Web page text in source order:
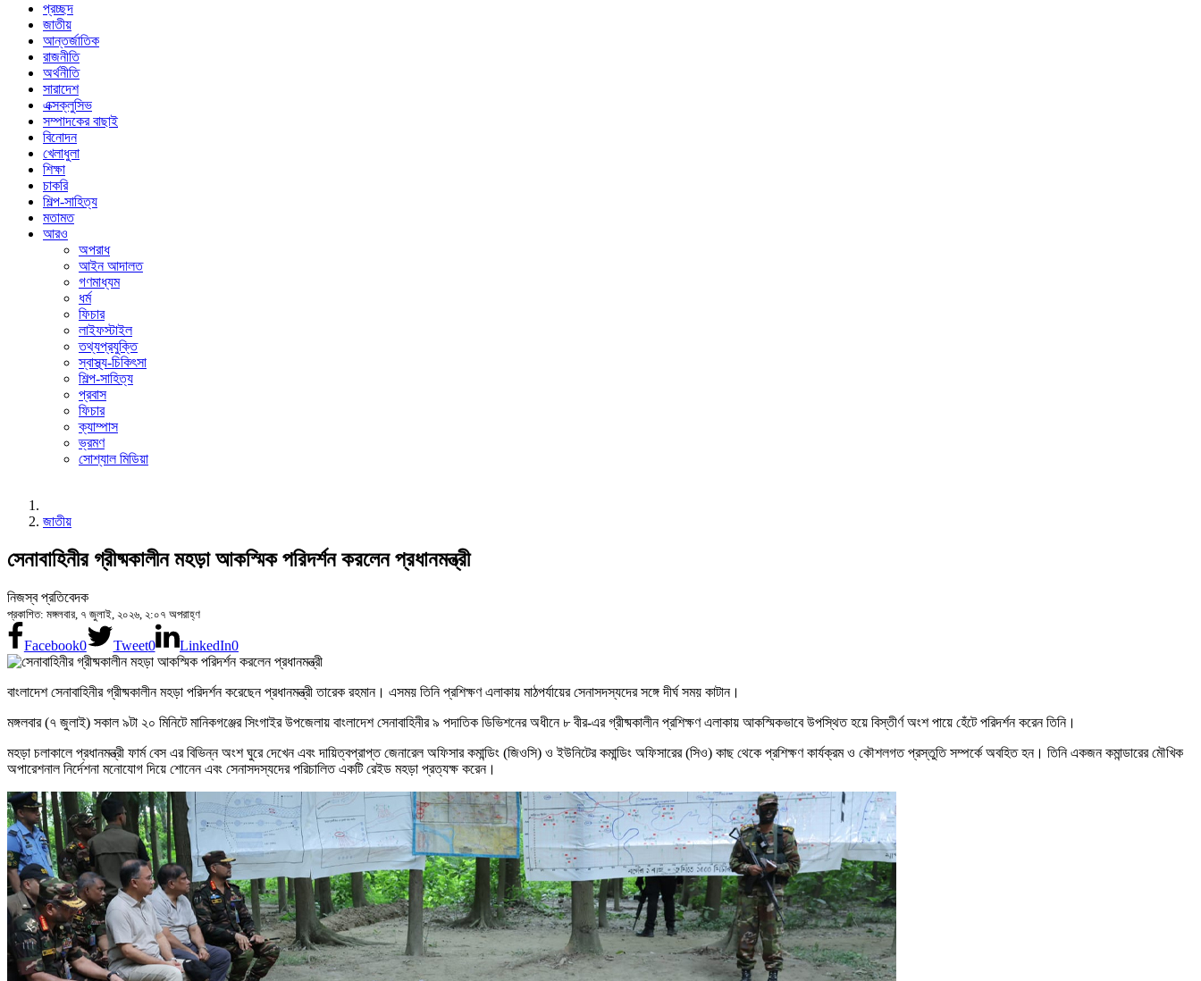
প্রচ্ছদ
জাতীয়
আন্তর্জাতিক
রাজনীতি
অর্থনীতি
সারাদেশ
এক্সক্লুসিভ
সম্পাদকের বাছাই
বিনোদন
খেলাধুলা
শিক্ষা
চাকরি
শিল্প-সাহিত্য
মতামত
আরও
অপরাধ
আইন আদালত
গণমাধ্যম
ধর্ম
ফিচার
লাইফস্টাইল
তথ্যপ্রযুক্তি
স্বাস্থ্য-চিকিৎসা
শিল্প-সাহিত্য
প্রবাস
ফিচার
ক্যাম্পাস
ভ্রমণ
সোশ্যাল মিডিয়া
জাতীয়
সেনাবাহিনীর গ্রীষ্মকালীন মহড়া আকস্মিক পরিদর্শন করলেন প্রধানমন্ত্রী
নিজস্ব প্রতিবেদক
প্রকাশিত: মঙ্গলবার, ৭ জুলাই, ২০২৬, ২:০৭ অপরাহ্ণ
Facebook0 Tweet0 LinkedIn0
বাংলাদেশ সেনাবাহিনীর গ্রীষ্মকালীন মহড়া পরিদর্শন করেছেন প্রধানমন্ত্রী তারেক রহমান। এসময় তিনি প্রশিক্ষণ এলাকায় মাঠপর্যায়ের সেনাসদস্যদের সঙ্গে দীর্ঘ সময় কাটান।
মঙ্গলবার (৭ জুলাই) সকাল ৯টা ২০ মিনিটে মানিকগঞ্জের সিংগাইর উপজেলায় বাংলাদেশ সেনাবাহিনীর ৯ পদাতিক ডিভিশনের অধীনে ৮ বীর-এর গ্রীষ্মকালীন প্রশিক্ষণ এলাকায় আকস্মিকভাবে উপস্থিত হয়ে বিস্তীর্ণ অংশ পায়ে হেঁটে পরিদর্শন করেন তিনি।
মহড়া চলাকালে প্রধানমন্ত্রী ফার্ম বেস এর বিভিন্ন অংশ ঘুরে দেখেন এবং দায়িত্বপ্রাপ্ত জেনারেল অফিসার কমান্ডিং (জিওসি) ও ইউনিটের কমান্ডিং অফিসারের (সিও) কাছ থেকে প্রশিক্ষণ কার্যক্রম ও কৌশলগত প্রস্তুতি সম্পর্কে অবহিত হন। তিনি একজন কমান্ডারের মৌখিক
অপারেশনাল নির্দেশনা মনোযোগ দিয়ে শোনেন এবং সেনাসদস্যদের পরিচালিত একটি রেইড মহড়া প্রত্যক্ষ করেন।